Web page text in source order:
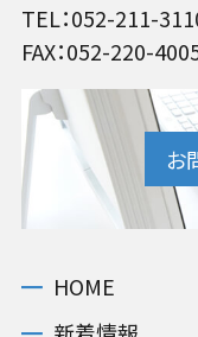
TEL：052-211-
FAX：052-220-
お
HOME